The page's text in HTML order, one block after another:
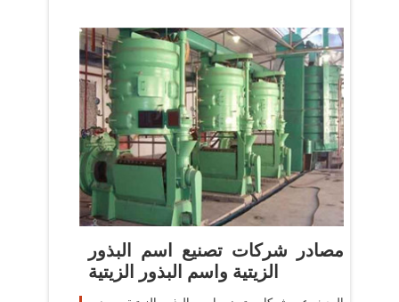
مصادر شركات تصنيع اسم البذور
الزيتية واسم البذور الزيتية